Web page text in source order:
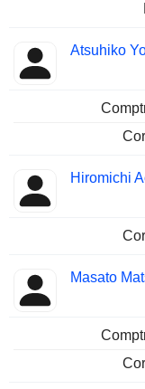
Atsuhiko
Hiromichi
Masato